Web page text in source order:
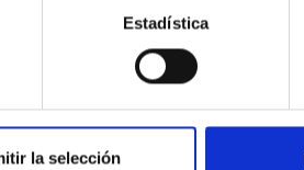
Estadística
la selección